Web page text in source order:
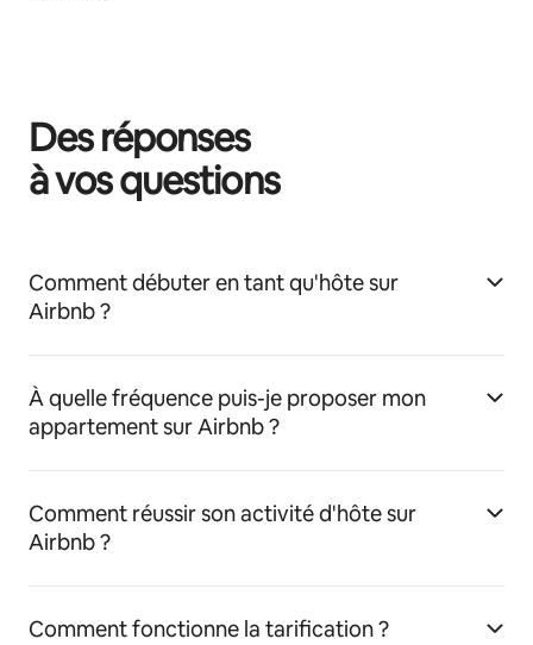
Des réponses
à vos questions
Comment débuter en tant qu'hôte sur
Airbnb ?
À quelle fréquence puis-je proposer mon
appartement sur Airbnb ?
Comment réussir son activité d'hôte sur
Airbnb ?
Comment fonctionne la tarification ?